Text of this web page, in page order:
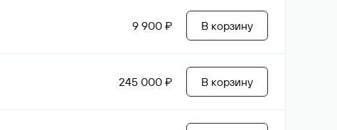
9 900 ₽ В корзину
245 000 ₽ В корзину